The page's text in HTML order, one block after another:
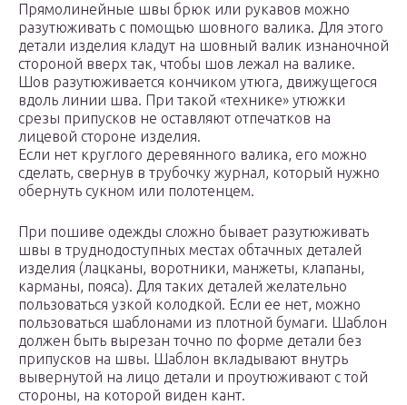
Прямолинейные швы брюк или рукавов можно
разутюживать с помощью шовного валика. Для этого
детали изделия кладут на шовный валик изнаночной
стороной вверх так, чтобы шов лежал на валике.
Шов разутюживается кончиком утюга, движущегося
вдоль линии шва. При такой «технике» утюжки
срезы припусков не оставляют отпечатков на
лицевой стороне изделия.
Если нет круглого деревянного валика, его можно
сделать, свернув в трубочку журнал, который нужно
обернуть сукном или полотенцем.
При пошиве одежды сложно бывает разутюживать
швы в труднодоступных местах обтачных деталей
изделия (лацканы, воротники, манжеты, клапаны,
карманы, пояса). Для таких деталей желательно
пользоваться узкой колодкой. Если ее нет, можно
пользоваться шаблонами из плотной бумаги. Шаблон
должен быть вырезан точно по форме детали без
припусков на швы. Шаблон вкладывают внутрь
вывернутой на лицо детали и проутюживают с той
стороны, на которой виден кант.